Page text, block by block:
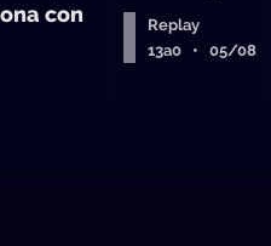
con
Replay
13a0 • 05/08/